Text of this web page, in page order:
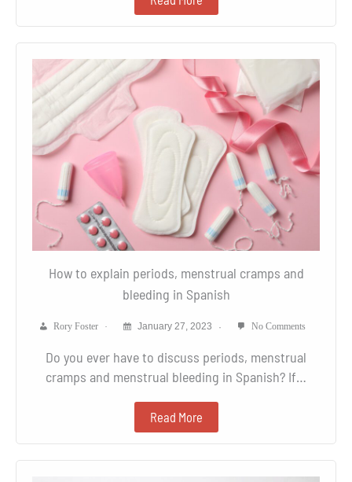
How to explain periods, menstrual cramps and
bleeding in Spanish
Rory Foster January 27, 2023 No Comments
Do you ever have to discuss periods, menstrual
cramps and menstrual bleeding in Spanish? If…
Read More